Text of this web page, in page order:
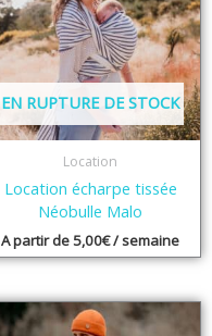
EN RUPTURE DE STOCK
Location
Location écharpe tissée
Néobulle Malo
A partir de5,00€/ semaine